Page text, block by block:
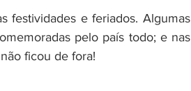
festividades e feriados. Algumas
pelo país todo; e nas
ficou de fora!